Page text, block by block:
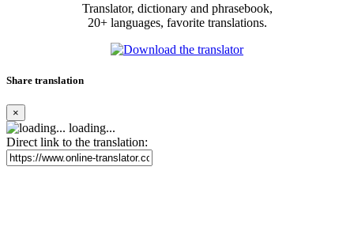
Translator, dictionary and phrasebook,
20+ languages, favorite translations.
Share translation
×
loading...
Direct link to the translation: